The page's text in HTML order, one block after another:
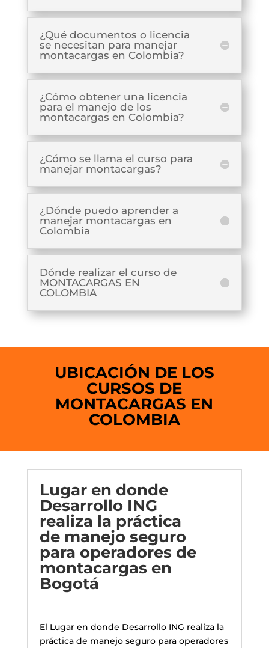
¿Qué documentos o licencia
se necesitan para manejar
montacargas en Colombia?
¿Cómo obtener una licencia
para el manejo de los
montacargas en Colombia?
¿Cómo se llama el curso para
manejar montacargas?
¿Dónde puedo aprender a
manejar montacargas en
Colombia
Dónde realizar el curso de
MONTACARGAS EN
COLOMBIA
UBICACIÓN DE LOS
CURSOS DE
MONTACARGAS EN
COLOMBIA
Lugar en donde
Desarrollo ING
realiza la práctica
de manejo seguro
para operadores de
montacargas en
Bogotá
El Lugar en donde Desarrollo ING realiza la
práctica de manejo seguro para operadores